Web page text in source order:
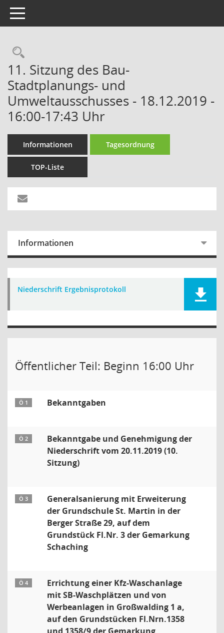
Toggle navigation
Rechercheauswahl
11. Sitzung des Bau-
Stadtplanungs- und
Umweltausschusses - 18.12.2019 -
16:00-17:43 Uhr
Informationen Tagesordnung
TOP-Liste
Informationen
Niederschrift Ergebnisprotokoll
Öffentlicher Teil: Beginn 16:00 Uhr
Ö 1 Bekanntgaben
Ö 2
Bekanntgabe und Genehmigung der
Niederschrift vom 20.11.2019 (10.
Sitzung)
Ö 3
Generalsanierung mit Erweiterung
der Grundschule St. Martin in der
Berger Straße 29, auf dem
Grundstück Fl.Nr. 3 der Gemarkung
Schaching
Ö 4
Errichtung einer Kfz-Waschanlage
mit SB-Waschplätzen und von
Werbeanlagen in Großwalding 1 a,
auf den Grundstücken Fl.Nrn.1358